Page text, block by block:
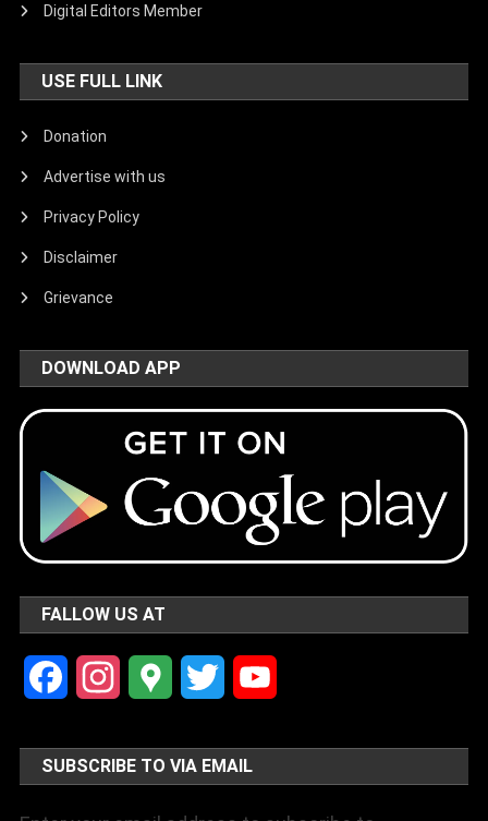
Digital Editors Member
USE FULL LINK
Donation
Advertise with us
Privacy Policy
Disclaimer
Grievance
DOWNLOAD APP
FALLOW US AT
FacebookInstagramGoogle Twitter
SUBSCRIBE TO VIA EMAIL